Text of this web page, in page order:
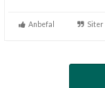
Anbefal Siter